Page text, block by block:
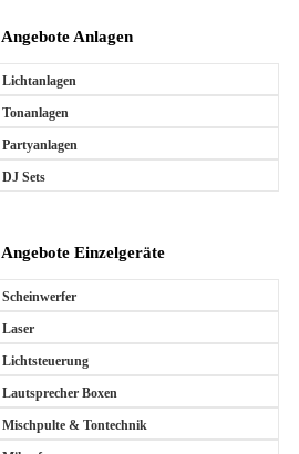
Angebote Anlagen
Lichtanlagen
Tonanlagen
Partyanlagen
DJ Sets
Angebote Einzelgeräte
Scheinwerfer
Laser
Lichtsteuerung
Lautsprecher Boxen
Mischpulte & Tontechnik